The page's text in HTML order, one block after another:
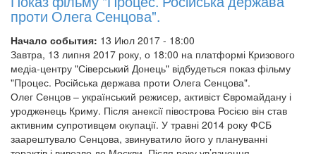
плана
развития
Кризисного
медиа-
центра
«Северский
Донец»
проти Олега Сенцова".
Начало события: 13 Июл 2017 - 18:00
Завтра, 13 липня 2017 року, о 18:00 на платформі Кризового
медіа-центру "Сіверський Донець" відбудеться показ фільму
"Процес. Російська держава проти Олега Сенцова".
Олег Сенцов – український режисер, активіст Євромайдану і
уродженець Криму. Після анексії півострова Росією він став
активним супротивцем окупації. У травні 2014 року ФСБ
заарештувало Сенцова, звинуватило його у плануванні